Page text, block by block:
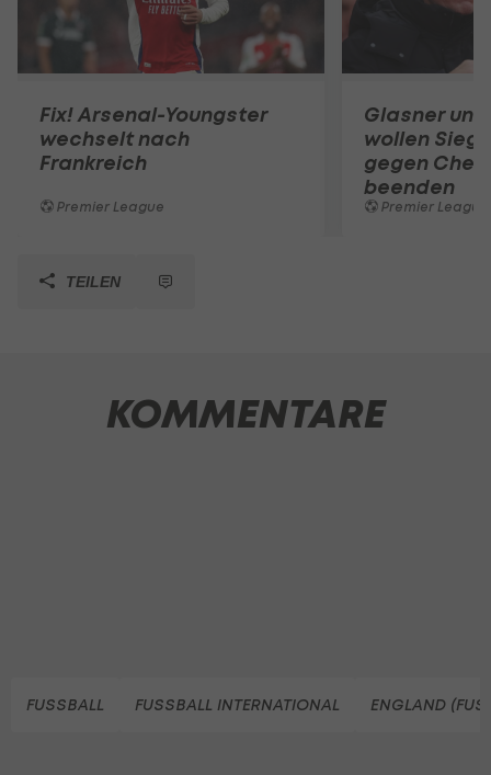
Fix! Arsenal-Youngster
wechselt nach
Frankreich
Premier League
Glasner
wollen
gegen
beenden
Premier League
TEILEN
KOMMENTARE
FUSSBALL FUSSBALL INTERNATIONAL ENGLAND